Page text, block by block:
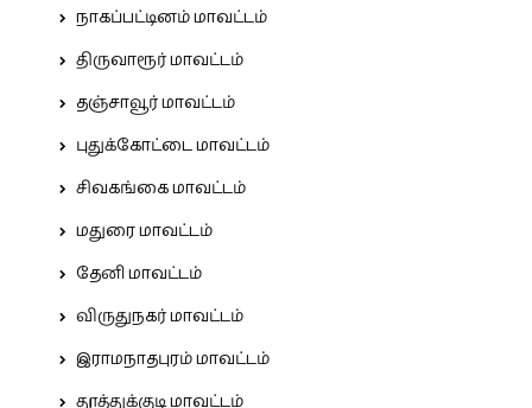
நாகப்பட்டினம் மாவட்டம்
திருவாரூர் மாவட்டம்
தஞ்சாவூர் மாவட்டம்
புதுக்கோட்டை மாவட்டம்
சிவகங்கை மாவட்டம்
மதுரை மாவட்டம்
தேனி மாவட்டம்
விருதுநகர் மாவட்டம்
இராமநாதபுரம் மாவட்டம்
தூத்துக்குடி மாவட்டம்